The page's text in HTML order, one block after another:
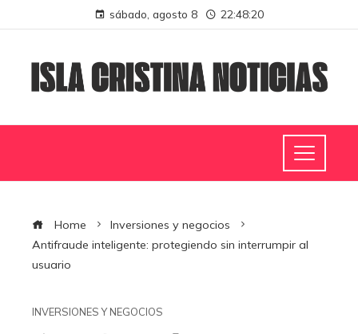
sábado, agosto 8 22:48:20
Home
Inversiones y negocios
Antifraude inteligente: protegiendo sin interrumpir al
usuario
INVERSIONES Y NEGOCIOS